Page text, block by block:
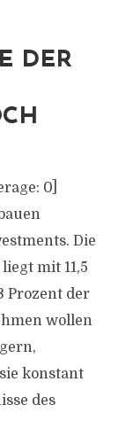
DER
0]
Die
mit 11,5
Prozent der
wollen
konstant
des